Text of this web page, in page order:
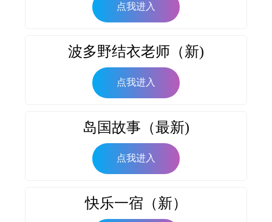
点我进入
波多野结衣老师（新)
点我进入
岛国故事（最新)
点我进入
快乐一宿（新）